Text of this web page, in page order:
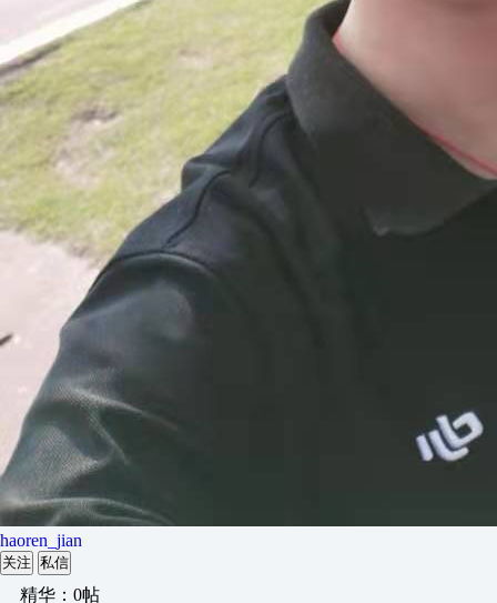
haoren_jian
关注 私信
精华：0帖